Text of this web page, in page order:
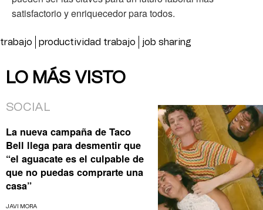
satisfactorio y enriquecedor para todos.
trabajo productividad trabajo job sharing
LO MÁS VISTO
SOCIAL
La nueva campaña de Taco
Bell llega para desmentir que
“el aguacate es el culpable de
que no puedas comprarte una
casa”
JAVI MORA